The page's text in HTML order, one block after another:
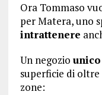
Ora Tommaso
per Matera, uno
intrattenere
Un negozio
superficie di oltre
zone: